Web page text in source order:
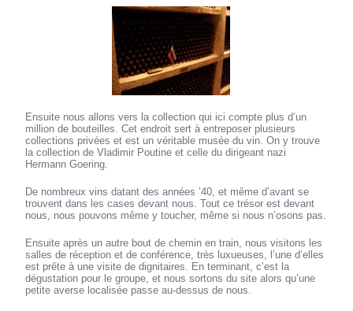
Ensuite nous allons vers la collection qui ici compte plus d’un
million de bouteilles. Cet endroit sert à entreposer plusieurs
collections privées et est un véritable musée du vin. On y trouve
la collection de Vladimir Poutine et celle du dirigeant nazi
Hermann Goering.
De nombreux vins datant des années ’40, et même d’avant se
trouvent dans les cases devant nous. Tout ce trésor est devant
nous, nous pouvons même y toucher, même si nous n’osons pas.
Ensuite après un autre bout de chemin en train, nous visitons les
salles de réception et de conférence, très luxueuses, l’une d’elles
est prête à une visite de dignitaires. En terminant, c’est la
dégustation pour le groupe, et nous sortons du site alors qu’une
petite averse localisée passe au-dessus de nous.